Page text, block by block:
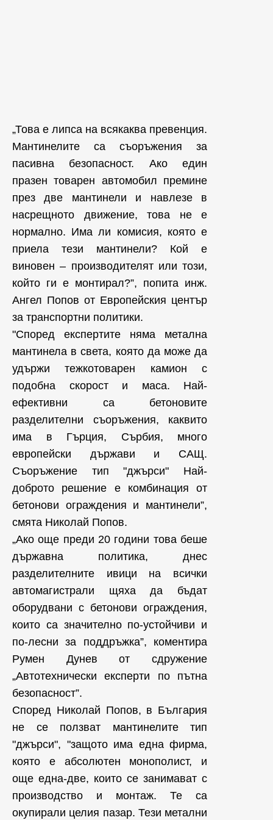
„Това е липса на всякаква превенция.
Мантинелите са съоръжения за
пасивна безопасност. Ако един
празен товарен автомобил премине
през две мантинели и навлезе в
насрещното движение, това не е
нормално. Има ли комисия, която е
приела тези мантинели? Кой е
виновен – производителят или този,
който ги е монтирал?”, попита инж.
Ангел Попов от Европейския център
за транспортни политики.
"Според експертите няма метална
мантинела в света, която да може да
удържи тежкотоварен камион с
подобна скорост и маса. Най-
ефективни са бетоновите
разделителни съоръжения, каквито
има в Гърция, Сърбия, много
европейски държави и САЩ.
Съоръжение тип "джърси" Най-
доброто решение е комбинация от
бетонови ограждения и мантинели”,
смята Николай Попов.
„Ако още преди 20 години това беше
държавна политика, днес
разделителните ивици на всички
автомагистрали щяха да бъдат
оборудвани с бетонови ограждения,
които са значително по-устойчиви и
по-лесни за поддръжка”, коментира
Румен Дунев от сдружение
„Автотехнически експерти по пътна
безопасност”.
Според Николай Попов, в България
не се ползват мантинелите тип
"джърси", "защото има една фирма,
която е абсолютен монополист, и
още една-две, които се занимават с
производство и монтаж. Те са
окупирали целия пазар. Тези метални